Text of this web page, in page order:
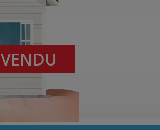
VENDU